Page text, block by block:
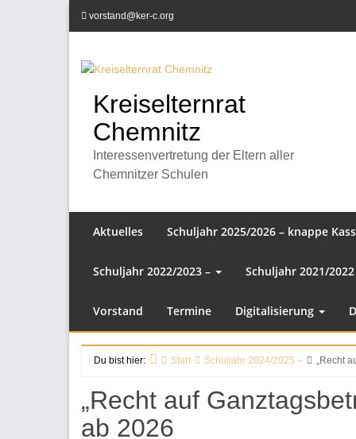
vorstand@ker-c.org
Kreiselternrat
Chemnitz
Interessenvertretung der Eltern aller
Chemnitzer Schulen
Aktuelles Schuljahr 2025/2026 – knappe
Schuljahr 2022/2023 – Schuljahr 2021/
Vorstand Termine Digitalisierung
Du bist hier: Start Schuljahr 2024/2025 – „Recht
„Recht auf
ab 2026